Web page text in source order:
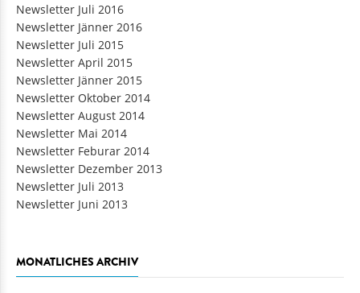
Newsletter Juli 2016
Newsletter Jänner 2016
Newsletter Juli 2015
Newsletter April 2015
Newsletter Jänner 2015
Newsletter Oktober 2014
Newsletter August 2014
Newsletter Mai 2014
Newsletter Feburar 2014
Newsletter Dezember 2013
Newsletter Juli 2013
Newsletter Juni 2013
MONATLICHES ARCHIV